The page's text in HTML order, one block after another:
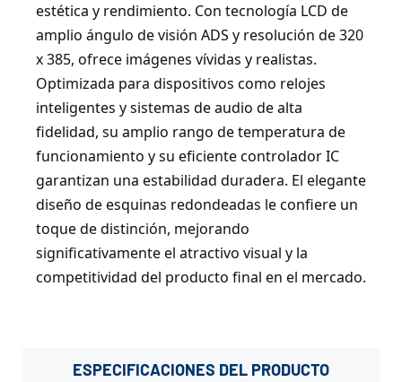
estética y rendimiento. Con tecnología LCD de
amplio ángulo de visión ADS y resolución de 320
x 385, ofrece imágenes vívidas y realistas.
Optimizada para dispositivos como relojes
inteligentes y sistemas de audio de alta
fidelidad, su amplio rango de temperatura de
funcionamiento y su eficiente controlador IC
garantizan una estabilidad duradera. El elegante
diseño de esquinas redondeadas le confiere un
toque de distinción, mejorando
significativamente el atractivo visual y la
competitividad del producto final en el mercado.
ESPECIFICACIONES DEL PRODUCTO